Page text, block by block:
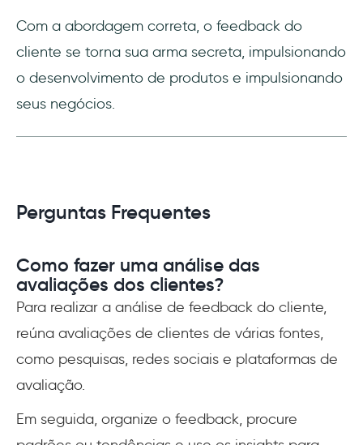
Com a abordagem correta, o feedback do
cliente se torna sua arma secreta, impulsionando
o desenvolvimento de produtos e impulsionando
seus negócios.
Perguntas Frequentes
Como fazer uma análise das
avaliações dos clientes?
Para realizar a análise de feedback do cliente,
reúna avaliações de clientes de várias fontes,
como pesquisas, redes sociais e plataformas de
avaliação.
Em seguida, organize o feedback, procure